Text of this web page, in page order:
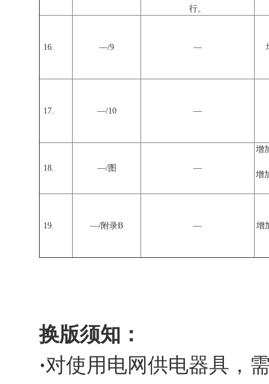
行。
16. —/9 —
17. —/10 —
18. —/图 —
增
增
19. —/附录B — 增
换版须知：
·对使用电网供电器具，